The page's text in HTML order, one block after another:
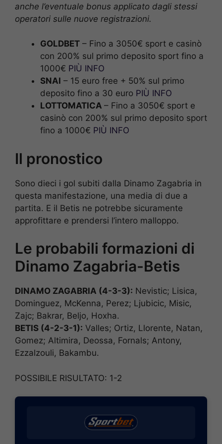
anche l’eventuale bonus applicato dagli stessi
operatori sulle nuove registrazioni.
GOLDBET – Fino a 3050€ sport e casinò
con 200% sul primo deposito sport fino a
1000€ PIÙ INFO
SNAI – 15 euro free + 50% sul primo
deposito fino a 30 euro PIÙ INFO
LOTTOMATICA – Fino a 3050€ sport e
casinò con 200% sul primo deposito sport
fino a 1000€ PIÙ INFO
Il pronostico
Sono dieci i gol subiti dalla Dinamo Zagabria in
questa manifestazione, una media di due a
partita. E il Betis ne potrebbe sicuramente
approfittare e prendersi l’intero malloppo.
Le probabili formazioni di
Dinamo Zagabria-Betis
DINAMO ZAGABRIA (4-3-3): Nevistic; Lisica,
Dominguez, McKenna, Perez; Ljubicic, Misic,
Zajc; Bakrar, Beljo, Hoxha.
BETIS (4-2-3-1): Valles; Ortiz, Llorente, Natan,
Gomez; Altimira, Deossa, Fornals; Antony,
Ezzalzouli, Bakambu.
POSSIBILE RISULTATO: 1-2